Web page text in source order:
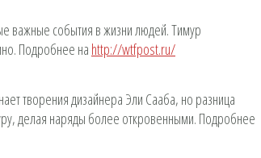
важные события в жизни людей. Тимур
Подробнее на http://wtfpost.ru/
творения дизайнера Эли Сааба, но разница
делая наряды более откровенными. Подробнее